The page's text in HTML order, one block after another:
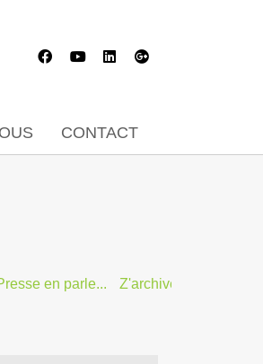
CONTACT
en parle... Z'archives